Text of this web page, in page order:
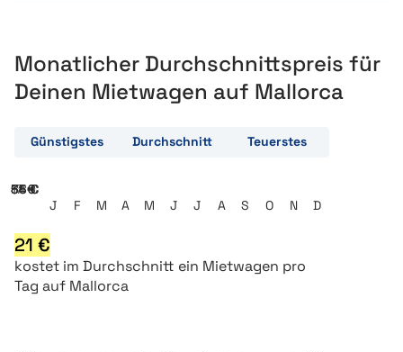
Monatlicher Durchschnittspreis für
Deinen Mietwagen auf Mallorca
Günstigstes Durchschnitt Teuerstes
17 €
34 €
51 €
68 €
85 €
J
F M A M J J A S O N D
21 €
kostet im Durchschnitt ein Mietwagen pro
Tag auf Mallorca